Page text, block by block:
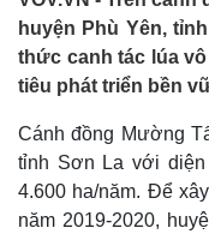
huyện Phù Yên,
thức canh tác lúa
tiêu phát triển bền
Cánh đồng Mường
tỉnh Sơn La với
4.600 ha/năm. Để
năm 2019-2020,